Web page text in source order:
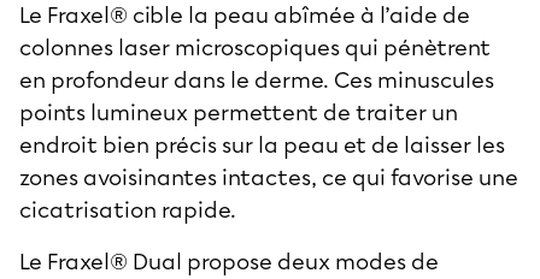
Le Fraxel® cible la peau abîmée à l’aide de
colonnes laser microscopiques qui pénètrent
en profondeur dans le derme. Ces minuscules
points lumineux permettent de traiter un
endroit bien précis sur la peau et de laisser les
zones avoisinantes intactes, ce qui favorise une
cicatrisation rapide.
Le Fraxel® Dual propose deux modes de